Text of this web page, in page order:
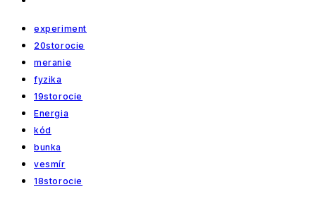
experiment
20storocie
meranie
fyzika
19storocie
Energia
kód
bunka
vesmír
18storocie